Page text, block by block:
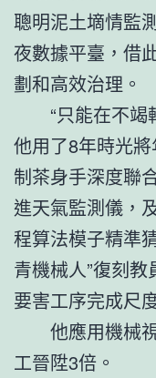
聰明泥土墑情監
夜數據平臺，借
劃和高效治理。
“只能在不竭
他用了8年時光
制茶身手深度聯
進天氣監測儀，
程算法模子精準
青機械人”復刻
要害工序完成尺
他應用機械
工晉陞3倍。